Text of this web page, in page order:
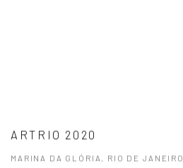
ARTRIO 2020
MARINA DA GLÓRIA, RIO DE JANEIRO